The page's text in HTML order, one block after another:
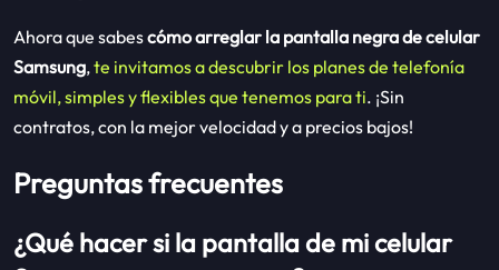
Ahora que sabescómo arreglar la pantalla negra de celular
Samsung,te invitamos a descubrir los planes de telefonía
móvil, simples y flexibles que tenemos para ti. ¡Sin
contratos, con la mejor velocidad y a precios bajos!
Preguntas frecuentes
¿Qué hacer si la pantalla de mi celular